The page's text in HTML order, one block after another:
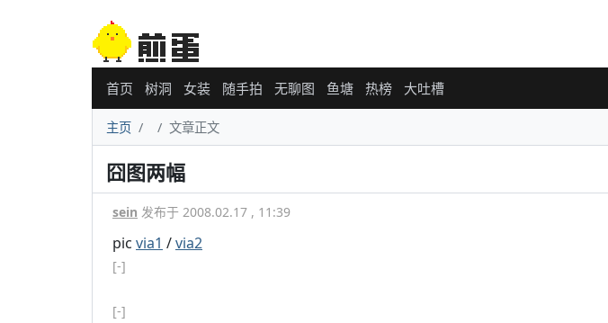
首页 树洞 女装 随手拍 无聊图 鱼塘 热榜 大吐槽
主页 文章正文
囧图两幅
sein 发布于 2008.02.17 , 11:39
pic via1 /via2
[-]
[-]